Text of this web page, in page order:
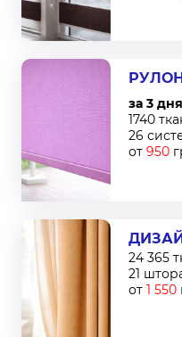
за 3 дня
1740
26
от 950
24 365
21
от 1 550